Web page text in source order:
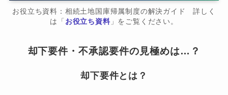
お役立ち資料：相続土地国庫帰属制度の解決ガイド 詳しく
は「 お役立ち資料」をご覧ください。
却下要件・不承認要件の見極めは…？
却下要件とは？